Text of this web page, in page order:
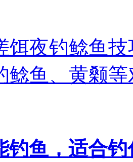
饵夜钓鲶鱼
鲶鱼、黄颡
钓鱼，适合钓